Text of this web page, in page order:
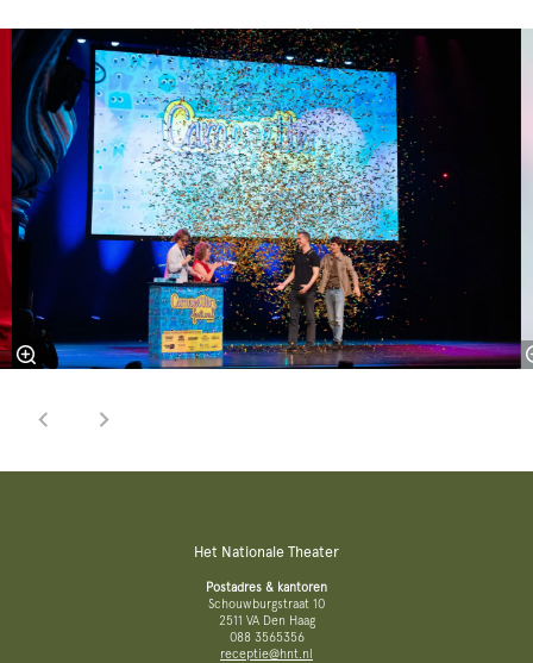
Overslaan
Het Nationale Theater
Postadres & kantoren
Schouwburgstraat 10
2511 VA Den Haag
088 3565356
receptie@hnt.nl